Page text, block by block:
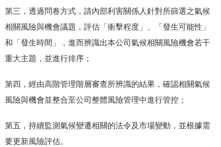
第三，透過問卷方式，請內部利害關係人針對所篩選之氣候
相關風險與機會議題，評估「衝擊程度」、「發生可能性」
和「發生時間」，進而辨識出本公司氣候相關風險機會若干
重大主題，並進行排序；
第四，經由高階管理階層審查所辨識的結果，確認相關氣候
風險與機會並整合至公司整體風險管理中進行管控；
第五，持續監測氣候變遷相關的法令及市場變動，並根據需
要更新風險評估。